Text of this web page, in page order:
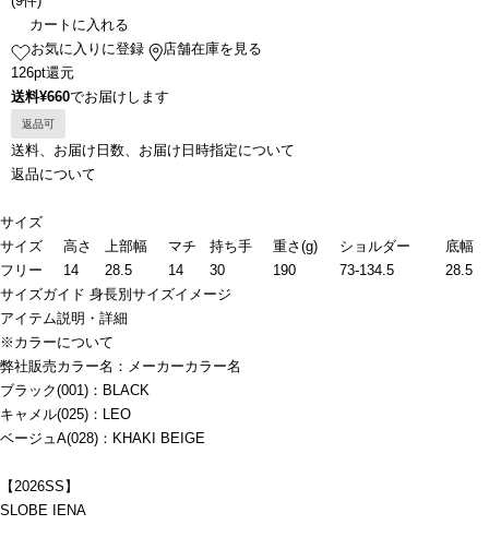
カートに入れる
お気に入りに登録
店舗在庫を見る
126pt還元
送料¥660でお届けします
返品可
送料、お届け日数、お届け日時指定について
返品について
サイズ
サイズ
高さ 上部幅 マチ 持ち手 重さ(g) ショルダー
底幅
フリー
14 28.5 14 30 190 73-134.5
28.5
サイズガイド 身長別サイズイメージ
アイテム説明・詳細
※カラーについて
弊社販売カラー名：メーカーカラー名
ブラック(001)：BLACK
キャメル(025)：LEO
ベージュA(028)：KHAKI BEIGE
【2026SS】
SLOBE IENA